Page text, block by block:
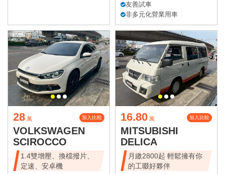
友善試車
非多元化營業用車
28 萬 加入比較
VOLKSWAGEN
SCIROCCO
1.4雙增壓、換檔撥片、
定速、安卓機
16.80 萬 加入比較
MITSUBISHI
DELICA
月繳2800起 輕鬆擁有你
的工啜好夥伴